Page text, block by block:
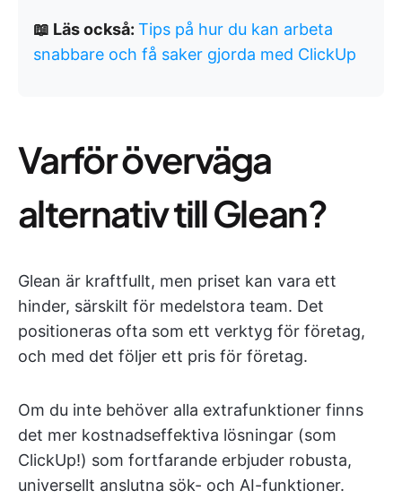
📖 Läs också: Tips på hur du kan arbeta
snabbare och få saker gjorda med ClickUp
Varför överväga
alternativ till Glean?
Glean är kraftfullt, men priset kan vara ett
hinder, särskilt för medelstora team. Det
positioneras ofta som ett verktyg för företag,
och med det följer ett pris för företag.
Om du inte behöver alla extrafunktioner finns
det mer kostnadseffektiva lösningar (som
ClickUp!) som fortfarande erbjuder robusta,
universellt anslutna sök- och AI-funktioner.